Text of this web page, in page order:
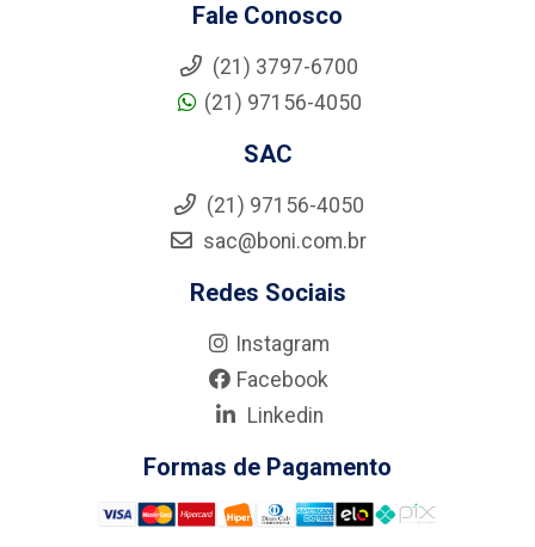
Fale Conosco
(21) 3797-6700
(21) 97156-4050
SAC
(21) 97156-4050
sac@boni.com.br
Redes Sociais
Instagram
Facebook
Linkedin
Formas de Pagamento